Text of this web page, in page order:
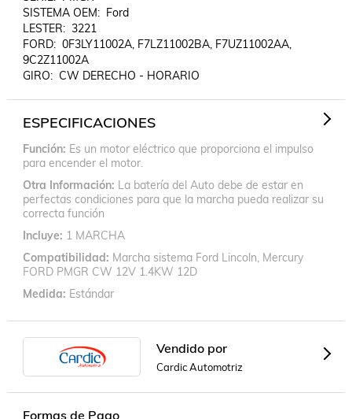
SISTEMA OEM:  Ford
LESTER:  3221
FORD:  0F3LY11002A, F7LZ11002BA, F7UZ11002AA,
9C2Z11002A
GIRO:  CW DERECHO - HORARIO
ESPECIFICACIONES
Función Es un motor eléctrico que proporciona el impulso
para encender el motor.
Otra Información La batería del Auto debe de estar en
perfectas condiciones para que la marcha pueda realizar su
correcta función
Incluye
1 MARCHA
Compatibilidad Marcha sistema Ford Lincoln, Mercury
FORD PMGR CW 12V 1.4KW 12D
Medida Estándar
Vendido por
Cardic Automotriz
Formas de Pago